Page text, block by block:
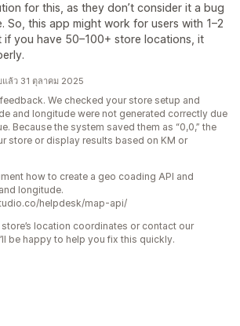
for this, as they don’t consider it a bug
So, this app might work for users with 1–2
you have 50–100+ store locations, it
ล้ว 31 ตุลาคม 2025
We checked your store setup and
and longitude were not generated correctly due
Because the system saved them as “0,0,” the
store or display results based on KM or
how to create a geo coading API and
longitude.
helpdesk/map-api/
location coordinates or contact our
be happy to help you fix this quickly.